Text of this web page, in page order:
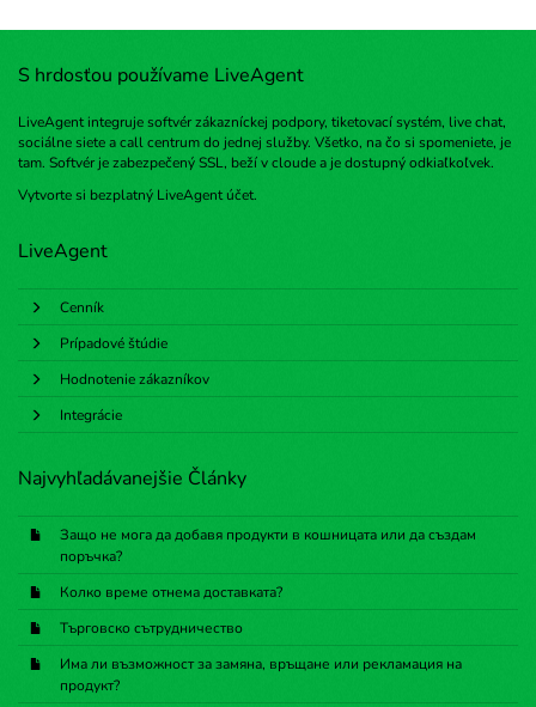
S hrdosťou používame LiveAgent
LiveAgent integruje softvér zákazníckej podpory, tiketovací systém, live chat,
sociálne siete a call centrum do jednej služby. Všetko, na čo si spomeniete, je
tam. Softvér je zabezpečený SSL, beží v cloude a je dostupný odkiaľkoľvek.
Vytvorte si bezplatný LiveAgent účet.
LiveAgent
Cenník
Prípadové štúdie
Hodnotenie zákazníkov
Integrácie
Najvyhľadávanejšie Články
Защо не мога да добавя продукти в кошницата или да създам
поръчка?
Колко време отнема доставката?
Търговско сътрудничество
Има ли възможност за замяна, връщане или рекламация на
продукт?